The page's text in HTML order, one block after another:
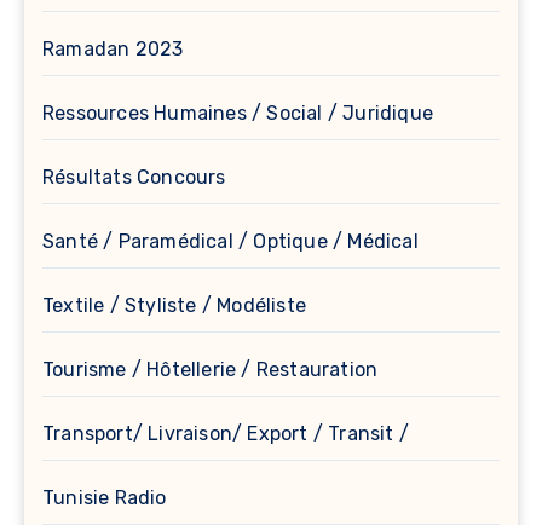
Ramadan 2023
Ressources Humaines / Social / Juridique
Résultats Concours
Santé / Paramédical / Optique / Médical
Textile / Styliste / Modéliste
Tourisme / Hôtellerie / Restauration
Transport/ Livraison/ Export / Transit /
Tunisie Radio